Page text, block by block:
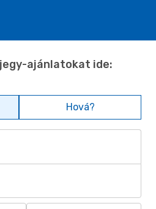
ajánlatokat ide:
Hová?